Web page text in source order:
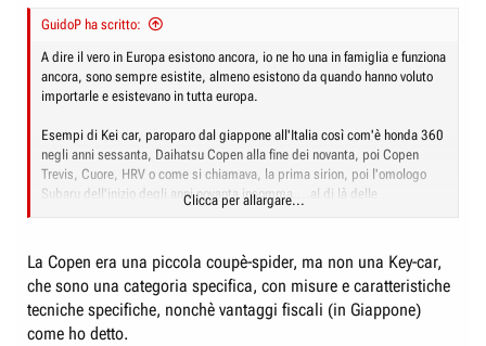
GuidoP ha scritto:
A dire il vero in Europa esistono ancora, io ne ho una in famiglia e funziona
ancora, sono sempre esistite, almeno esistono da quando hanno voluto
importarle e esistevano in tutta europa.
Esempi di Kei car, paroparo dal giappone all'Italia così com'è honda 360
negli anni sessanta, Daihatsu Copen alla fine dei novanta, poi Copen
Trevis, Cuore, HRV o come si chiamava, la prima sirion, poi l'omologo
Subaru dell'inizio degli anni novanta insomma....al di là delle
fantomatiche e ambitissime cappuccino di importazione parallela le Kei
diversi) sono sempre state presenti qua da noi. Oggi non lo sono più ma
perchè Daihatsu non importa più auto in europa, Toyota e Honda non
vendono le loro kei qui e Suzuki ha solo accennato senza concludere, e mi
permetto, se questo adesso era il momento giusto tra un anno o più non
è detto che lo sia....
Clicca per allargare...
La Copen era una piccola coupè-spider, ma non una Key-car,
che sono una categoria specifica, con misure e caratteristiche
tecniche specifiche, nonchè vantaggi fiscali (in Giappone)
come ho detto.